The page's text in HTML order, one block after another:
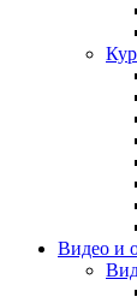
Видео и